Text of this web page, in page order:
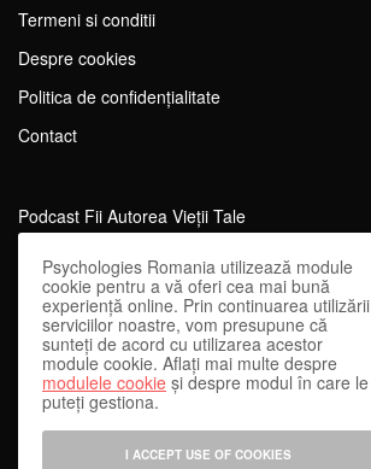
Termeni si conditii
Despre cookies
Politica de confidențialitate
Contact
Podcast Fii Autorea Vieții Tale
Evenimente Fii Autoarea Vieții Tale!
SportEdu
Antrenament Mental pentru Sportivi
Learning Network
WEnough
Reward & Engage
Psychologies Romania utilizează module
cookie pentru a vă oferi cea mai bună
experiență online. Prin continuarea utilizării
serviciilor noastre, vom presupune că
sunteți de acord cu utilizarea acestor
module cookie. Aflați mai multe despre
modulele cookie și despre modul în care le
puteți gestiona.
I ACCEPT USE OF COOKIES